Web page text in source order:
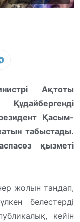
Ақтоты
Қасым-
табыстады.
қызметі
жолын таңдап,
белестерді
кейін